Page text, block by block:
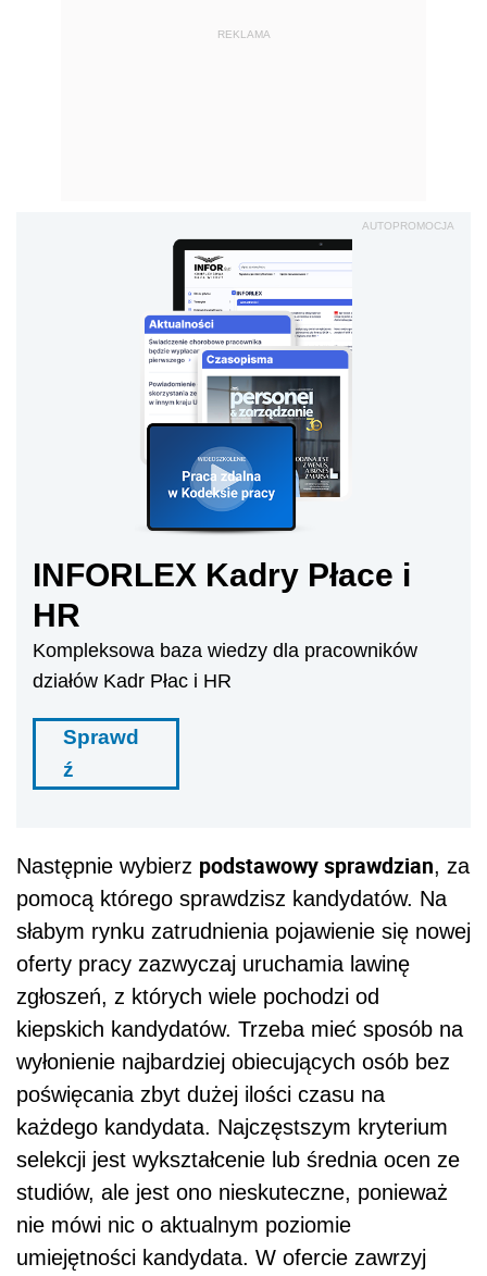
REKLAMA
AUTOPROMOCJA
INFORLEX Kadry Płace i
HR
Kompleksowa baza wiedzy dla pracowników
działów Kadr Płac i HR
Sprawd
ź
Następnie wybierz podstawowy sprawdzian, za
pomocą którego sprawdzisz kandydatów. Na
słabym rynku zatrudnienia pojawienie się nowej
oferty pracy zazwyczaj uruchamia lawinę
zgłoszeń, z których wiele pochodzi od
kiepskich kandydatów. Trzeba mieć sposób na
wyłonienie najbardziej obiecujących osób bez
poświęcania zbyt dużej ilości czasu na
każdego kandydata. Najczęstszym kryterium
selekcji jest wykształcenie lub średnia ocen ze
studiów, ale jest ono nieskuteczne, ponieważ
nie mówi nic o aktualnym poziomie
umiejętności kandydata. W ofercie zawrzyj